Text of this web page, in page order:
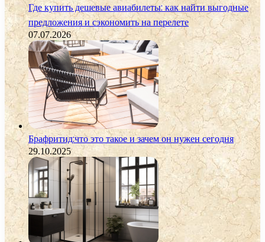
Где купить дешевые авиабилеты: как найти выгодные
предложения и сэкономить на перелете
07.07.2026
Брафритид:что это такое и зачем он нужен сегодня
29.10.2025